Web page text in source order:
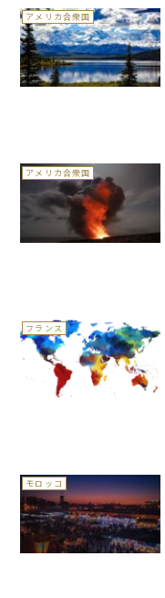
アメリカ合衆国
アメリカ合衆国
フランス
モロッコ